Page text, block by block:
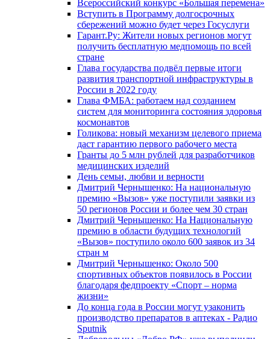
Всероссийский конкурс «Большая перемена»
Вступить в Программу долгосрочных
сбережений можно будет через Госуслуги
Гарант.Ру: Жители новых регионов могут
получить бесплатную медпомощь по всей
стране
Глава государства подвёл первые итоги
развития транспортной инфраструктуры в
России в 2022 году
Глава ФМБА: работаем над созданием
систем для мониторинга состояния здоровья
космонавтов
Голикова: новый механизм целевого приема
даст гарантию первого рабочего места
Гранты до 5 млн рублей для разработчиков
медицинских изделий
День семьи, любви и верности
Дмитрий Чернышенко: На национальную
премию «Вызов» уже поступили заявки из
50 регионов России и более чем 30 стран
Дмитрий Чернышенко: На Национальную
премию в области будущих технологий
«Вызов» поступило около 600 заявок из 34
стран м
Дмитрий Чернышенко: Около 500
спортивных объектов появилось в России
благодаря федпроекту «Спорт – норма
жизни»
До конца года в России могут узаконить
производство препаратов в аптеках - Радио
Sputnik